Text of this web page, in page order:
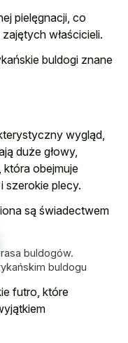
pielęgnacji, co
właścicieli.
buldogi znane
wygląd,
duże głowy,
obejmuje
szerokie plecy.
są świadectwem
buldogów.
buldogu
futro, które